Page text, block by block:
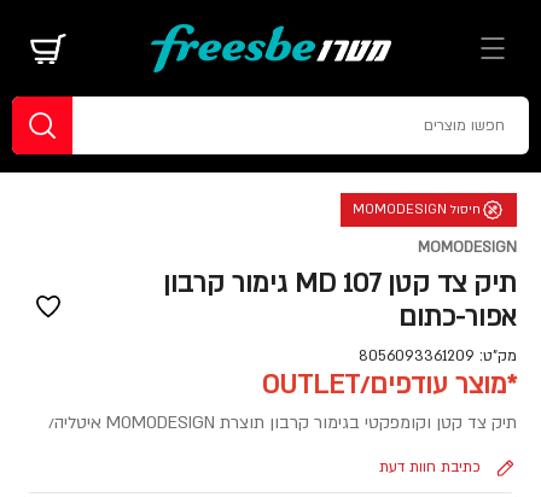
חיסול MOMODESIGN
MOMODESIGN
תיק צד קטן MD 107 גימור קרבון
אפור-כתום
מק"ט: 8056093361209
*מוצר עודפים/OUTLET
תיק צד קטן וקומפקטי בגימור קרבון תוצרת MOMODESIGN איטליה/
כתיבת חוות דעת